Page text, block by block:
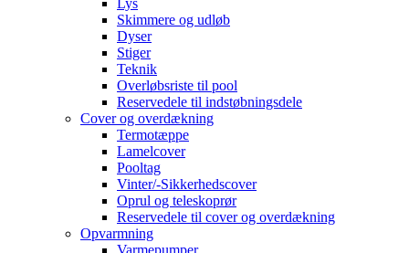
Lys
Skimmere og udløb
Dyser
Stiger
Teknik
Overløbsriste til pool
Reservedele til indstøbningsdele
Cover og overdækning
Termotæppe
Lamelcover
Pooltag
Vinter/-Sikkerhedscover
Oprul og teleskoprør
Reservedele til cover og overdækning
Opvarmning
Varmepumper